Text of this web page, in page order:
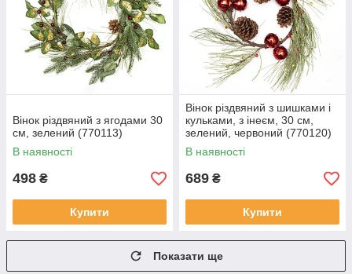
Вінок різдвяний з ягодами 30
см, зелений (770113)
В наявності
498 ₴
Купити
Вінок різдвяний з шишками і
кульками, з інеєм, 30 см,
зелений, червоний (770120)
В наявності
689 ₴
Купити
Показати ще